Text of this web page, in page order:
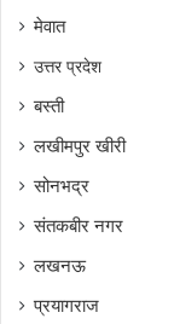
मेवात
उत्तर प्रदेश
बस्ती
लखीमपुर खीरी
सोनभद्र
संतकबीर नगर
लखनऊ
प्रयागराज